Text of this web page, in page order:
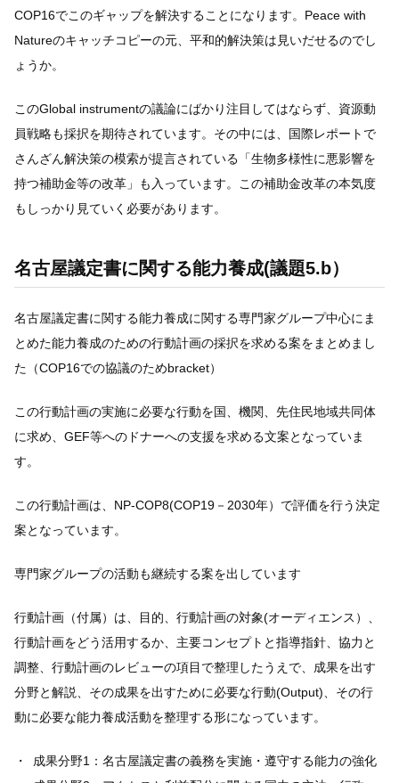
COP16でこのギャップを解決することになります。Peace with
Natureのキャッチコピーの元、平和的解決策は見いだせるのでし
ょうか。
このGlobal instrumentの議論にばかり注目してはならず、資源動
員戦略も採択を期待されています。その中には、国際レポートで
さんざん解決策の模索が提言されている「生物多様性に悪影響を
持つ補助金等の改革」も入っています。この補助金改革の本気度
もしっかり見ていく必要があります。
名古屋議定書に関する能力養成(議題5.b）
名古屋議定書に関する能力養成に関する専門家グループ中心にま
とめた能力養成のための行動計画の採択を求める案をまとめまし
た（COP16での協議のためbracket）
この行動計画の実施に必要な行動を国、機関、先住民地域共同体
に求め、GEF等へのドナーへの支援を求める文案となっていま
す。
この行動計画は、NP-COP8(COP19－2030年）で評価を行う決定
案となっています。
専門家グループの活動も継続する案を出しています
行動計画（付属）は、目的、行動計画の対象(オーディエンス）、
行動計画をどう活用するか、主要コンセプトと指導指針、協力と
調整、行動計画のレビューの項目で整理したうえで、成果を出す
分野と解説、その成果を出すために必要な行動(Output)、その行
動に必要な能力養成活動を整理する形になっています。
成果分野1：名古屋議定書の義務を実施・遵守する能力の強化